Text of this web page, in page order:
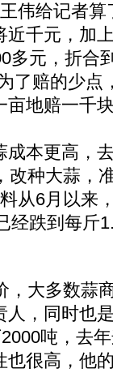
伟给记者
千元，加
多元，折合
了赔的少点
亩地赔一千
本更高，
改种大蒜，
从6月以来
经跌到每斤
大多数蒜
，同时也
吨，去
很高，他